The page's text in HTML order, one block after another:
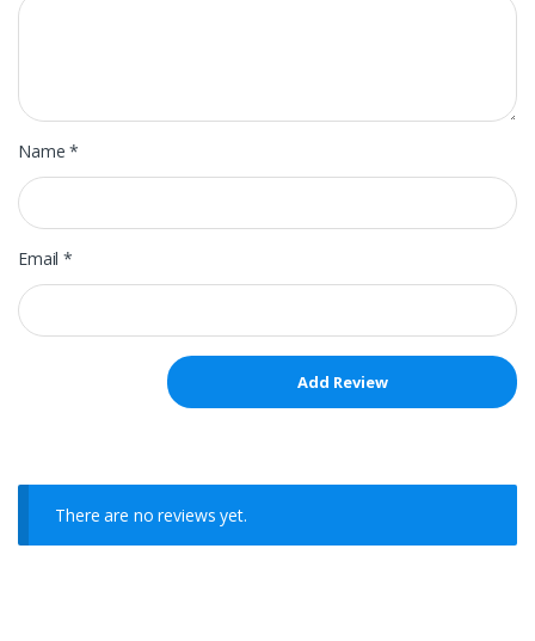
Name*
Email*
There are no reviews yet.